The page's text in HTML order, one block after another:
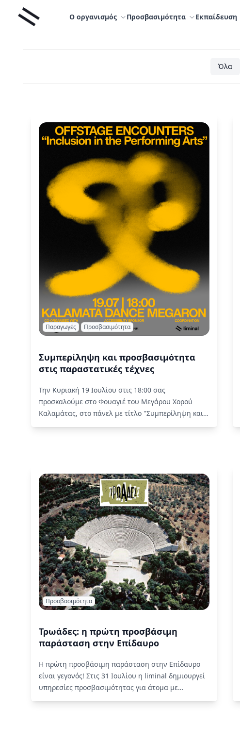
Μετάβαση
περιεχόμενο
Liminal Ο οργανισμός Προσβασιμότητα Εκπαίδευση
Όλα
Παραγωγές Προσβασιμότητα
Συμπερίληψη και προσβασιμότητα
στις παραστατικές τέχνες
Την Κυριακή 19 Ιουλίου στις 18:00 σας
προσκαλούμε στο Φουαγιέ του Μεγάρου Χορού
Καλαμάτας, στο πάνελ με τίτλο "Συμπερίληψη και
Προσβασιμότητα
Τρωάδες: η πρώτη προσβάσιμη
παράσταση στην Επίδαυρο
Η πρώτη προσβάσιμη παράσταση στην Επίδαυρο
είναι γεγονός! Στις 31 Ιουλίου η liminal δημιουργεί
υπηρεσίες προσβασιμότητας για άτομα με
αισθητηριακές αναπηρίες για τις Τρωάδες, μια